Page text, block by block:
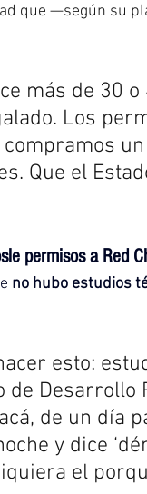
que —según su
más de 30
Los
Que el
permisos a Red
no hubo estudios
esto:
de
de un día
y dice
el